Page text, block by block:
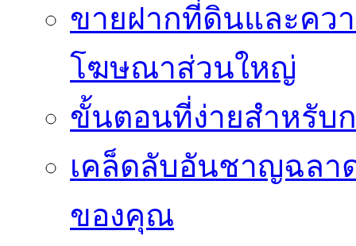
ขายฝากที่ดินและคว
โฆษณาส่วนใหญ่
ขั้นตอนที่ง่ายสำหรับ
เคล็ดลับอันชาญฉลา
ของคุณ